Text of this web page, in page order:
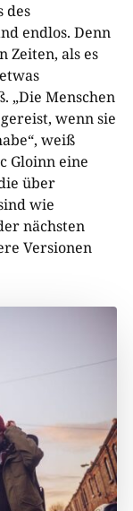
des
endlos. Denn
Zeiten, als es
„Die Menschen
wenn sie
weiß
Gloinn eine
über
wie
nächsten
Versionen